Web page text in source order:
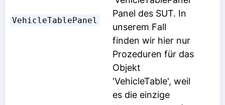
VehicleTablePanel
Panel des SUT. In
unserem Fall
finden wir hier nur
Prozeduren für das
Objekt
'VehicleTable', weil
es die einzige